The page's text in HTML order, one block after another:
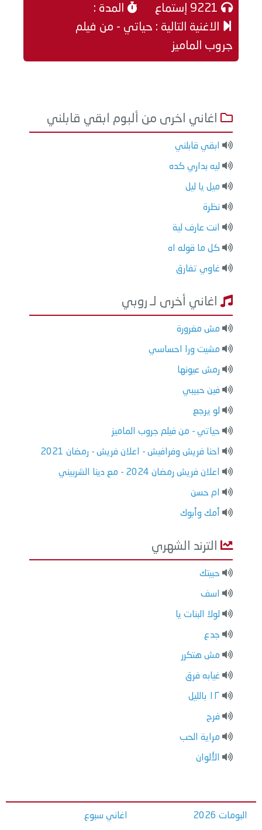
المدة :
الاغنية التالية : حياتي - من فيلم
جروب الماميز
اغاني اخرى من ألبوم ابقي قابلني
ابقي قابلني
ليه بداري كده
ميل يا ليل
نظرة
انت عارف لية
كل ما قوله اه
غاوي تفارق
اغاني أخرى لـ روبي
مش مغرورة
مشيت ورا احساسي
رمش عيونها
فين حبيبي
لو يرجع
حياتي - من فيلم جروب الماميز
احنا فريش وفرافيش - اعلان فريش - رمضان 2021
اعلان فريش رمضان 2024 - مع دينا الشربيني
ام حسن
أمك وأبوك
الترند الشهري
حبيتك
اسف
لولا البنات يا
جدع
مش هتكرر
غيابه فرق
١٢ بالليل
فرح
مراية الحب
الألوان
البومات 2026 اغاني سبوع